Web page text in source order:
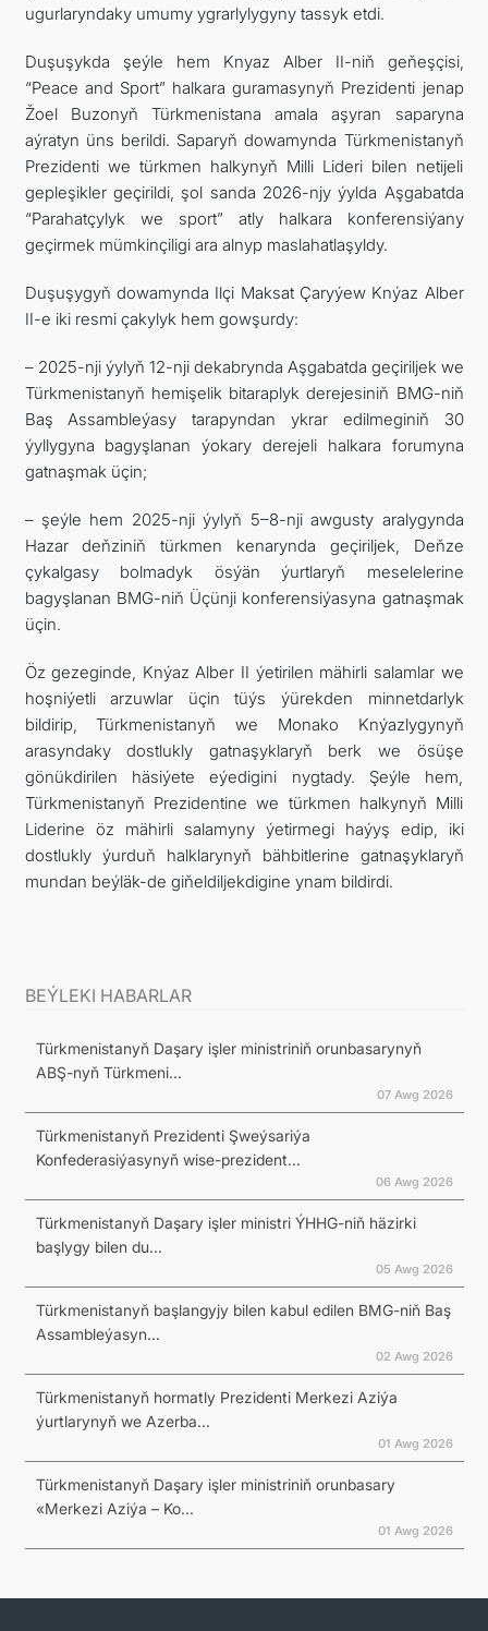
ugurlaryndaky umumy ygrarlylygyny tassyk etdi.
Duşuşykda şeýle hem Knyaz Alber II-niň geňeşçisi,
“Peace and Sport” halkara guramasynyň Prezidenti jenap
Žoel Buzonyň Türkmenistana amala aşyran saparyna
aýratyn üns berildi. Saparyň dowamynda Türkmenistanyň
Prezidenti we türkmen halkynyň Milli Lideri bilen netijeli
gepleşikler geçirildi, şol sanda 2026-njy ýylda Aşgabatda
“Parahatçylyk we sport” atly halkara konferensiýany
geçirmek mümkinçiligi ara alnyp maslahatlaşyldy.
Duşuşygyň dowamynda Ilçi Maksat Çaryýew Knýaz Alber
II-e iki resmi çakylyk hem gowşurdy:
– 2025-nji ýylyň 12-nji dekabrynda Aşgabatda geçiriljek we
Türkmenistanyň hemişelik bitaraplyk derejesiniň BMG-niň
Baş Assambleýasy tarapyndan ykrar edilmeginiň 30
ýyllygyna bagyşlanan ýokary derejeli halkara forumyna
gatnaşmak üçin;
– şeýle hem 2025-nji ýylyň 5–8-nji awgusty aralygynda
Hazar deňziniň türkmen kenarynda geçiriljek, Deňze
çykalgasy bolmadyk ösýän ýurtlaryň meselelerine
bagyşlanan BMG-niň Üçünji konferensiýasyna gatnaşmak
üçin.
Öz gezeginde, Knýaz Alber II ýetirilen mähirli salamlar we
hoşniýetli arzuwlar üçin tüýs ýürekden minnetdarlyk
bildirip, Türkmenistanyň we Monako Knýazlygynyň
arasyndaky dostlukly gatnaşyklaryň berk we ösüşe
gönükdirilen häsiýete eýedigini nygtady. Şeýle hem,
Türkmenistanyň Prezidentine we türkmen halkynyň Milli
Liderine öz mähirli salamyny ýetirmegi haýyş edip, iki
dostlukly ýurduň halklarynyň bähbitlerine gatnaşyklaryň
mundan beýläk-de giňeldiljekdigine ynam bildirdi.
BEÝLEKI HABARLAR
Türkmenistanyň Daşary işler ministriniň orunbasarynyň
ABŞ-nyň Türkmeni...
07 Awg 2026
Türkmenistanyň Prezidenti Şweýsariýa
Konfederasiýasynyň wise-prezident...
06 Awg 2026
Türkmenistanyň Daşary işler ministri ÝHHG-niň häzirki
başlygy bilen du...
05 Awg 2026
Türkmenistanyň başlangyjy bilen kabul edilen BMG-niň Baş
Assambleýasyn...
02 Awg 2026
Türkmenistanyň hormatly Prezidenti Merkezi Aziýa
ýurtlarynyň we Azerba...
01 Awg 2026
Türkmenistanyň Daşary işler ministriniň orunbasary
«Merkezi Aziýa – Ko...
01 Awg 2026